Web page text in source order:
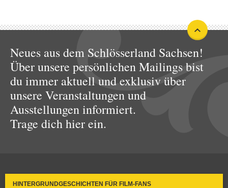
Neues aus dem Schlösserland Sachsen!
Über unsere persönlichen Mailings bist
du immer aktuell und exklusiv über
unsere Veranstaltungen und
Ausstellungen informiert.
Trage dich hier ein.
HINTERGRUNDGESCHICHTEN FÜR FILM-FANS